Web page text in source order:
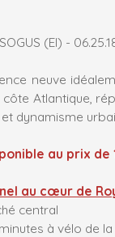
(EI) -
neuve
Atlantique,
dynamisme
au prix de
au cœur de
central
à vélo de